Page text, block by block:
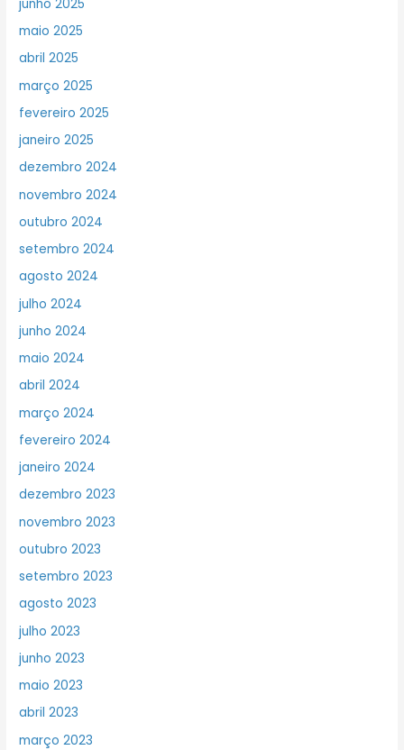
junho 2025
maio 2025
abril 2025
março 2025
fevereiro 2025
janeiro 2025
dezembro 2024
novembro 2024
outubro 2024
setembro 2024
agosto 2024
julho 2024
junho 2024
maio 2024
abril 2024
março 2024
fevereiro 2024
janeiro 2024
dezembro 2023
novembro 2023
outubro 2023
setembro 2023
agosto 2023
julho 2023
junho 2023
maio 2023
abril 2023
março 2023